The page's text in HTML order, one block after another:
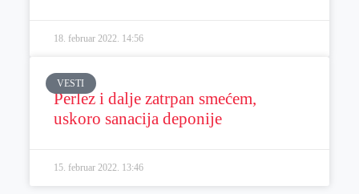
18. februar 2022. 14:56
VESTI
Perlez i dalje zatrpan smećem,
uskoro sanacija deponije
15. februar 2022. 13:46